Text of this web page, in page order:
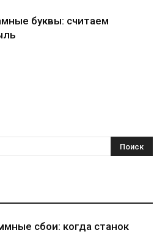
буквы: считаем
сбои: когда станок